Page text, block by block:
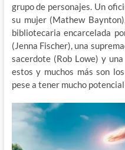
grupo de personajes. Un
su mujer (Mathew
bibliotecaria encarcelada
(Jenna Fischer), una
sacerdote (Rob Lowe) y
estos y muchos más son
pese a tener mucho